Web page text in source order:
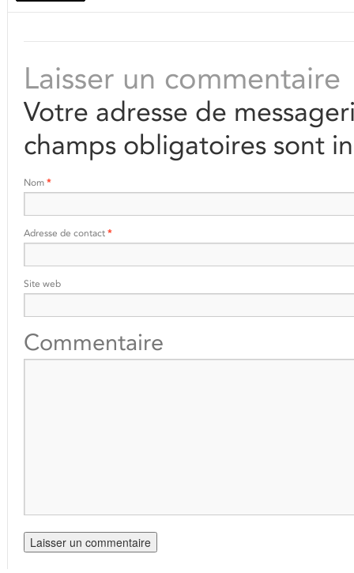
Laisser un commentaire
Votre adresse de
champs obligatoires sont
Nom *
Adresse de contact *
Site web
Commentaire